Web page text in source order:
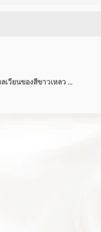
ภาพประกอบโยเกิร์ต ครีม หรือเนื้อผ้าไหม แสดงภาพรูปแบบการไหลเวียนของสีขาวเหลว 3 มิติ